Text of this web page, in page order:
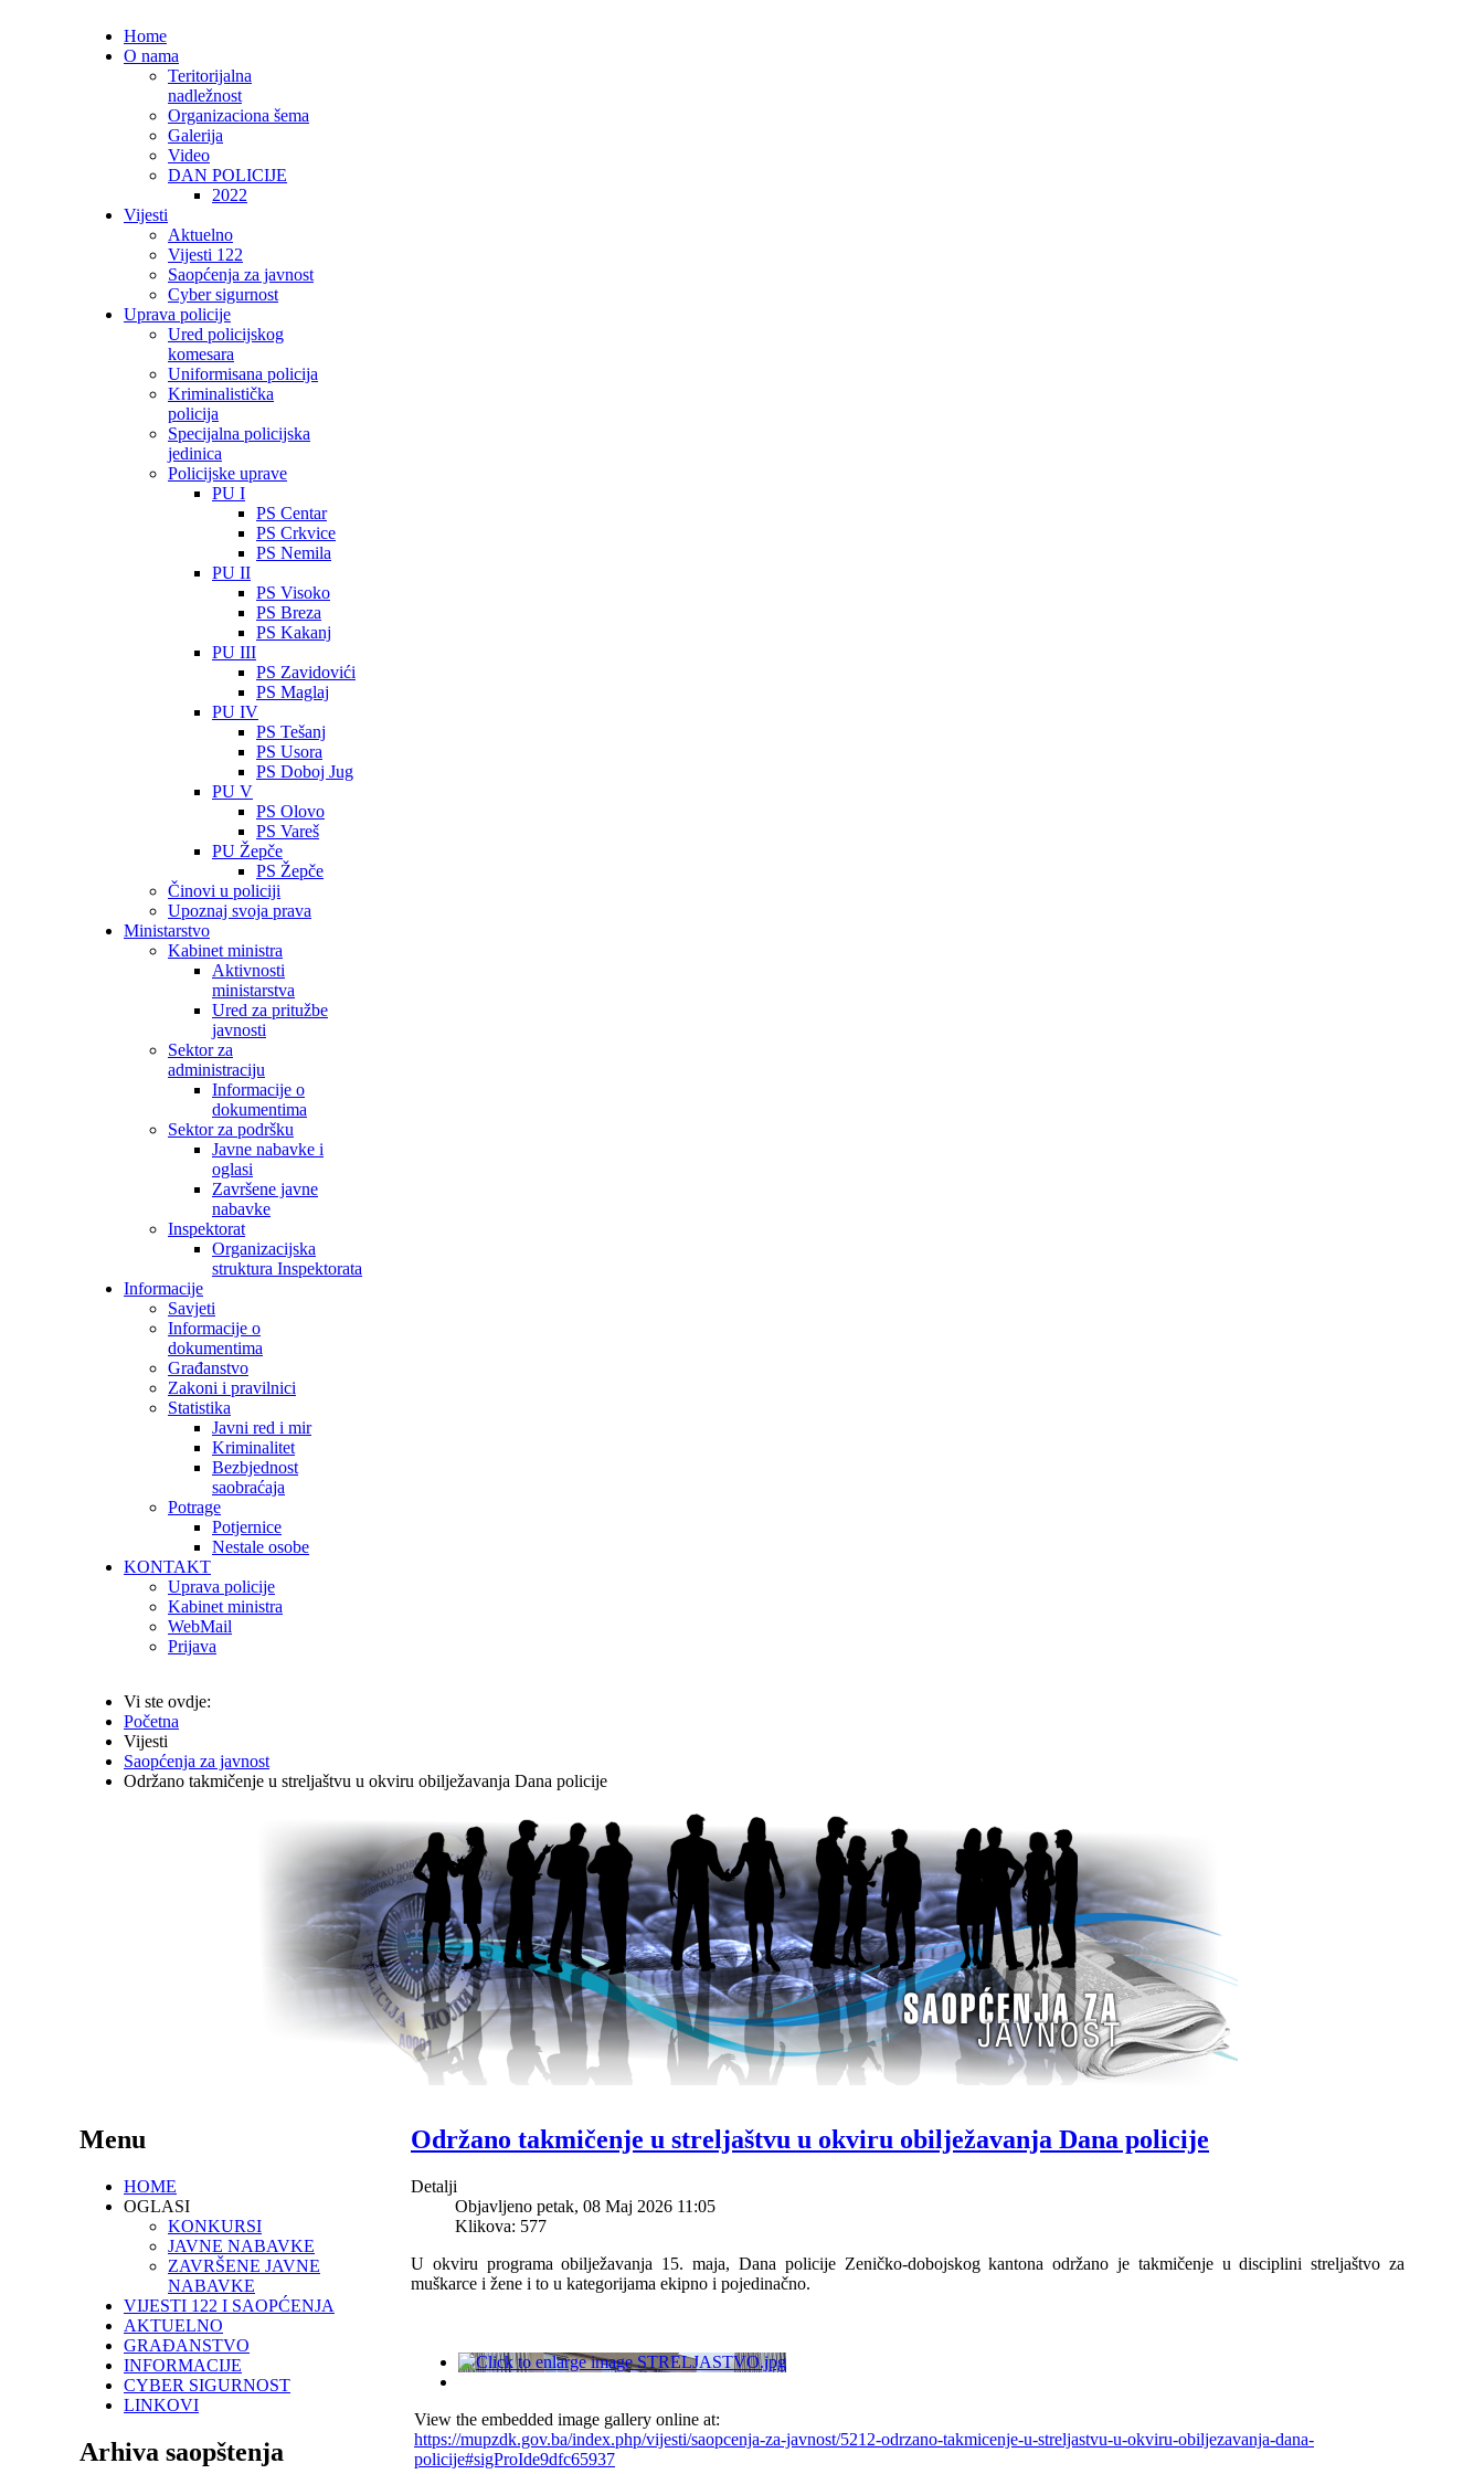
Home
O nama
Teritorijalna
nadležnost
Organizaciona šema
Galerija
Video
DAN POLICIJE
2022
Vijesti
Aktuelno
Vijesti 122
Saopćenja za javnost
Cyber sigurnost
Uprava policije
Ured policijskog
komesara
Uniformisana policija
Kriminalistička
policija
Specijalna policijska
jedinica
Policijske uprave
PU I
PS Centar
PS Crkvice
PS Nemila
PU II
PS Visoko
PS Breza
PS Kakanj
PU III
PS Zavidovići
PS Maglaj
PU IV
PS Tešanj
PS Usora
PS Doboj Jug
PU V
PS Olovo
PS Vareš
PU Žepče
PS Žepče
Činovi u policiji
Upoznaj svoja prava
Ministarstvo
Kabinet ministra
Aktivnosti
ministarstva
Ured za pritužbe
javnosti
Sektor za
administraciju
Informacije o
dokumentima
Sektor za podršku
Javne nabavke i
oglasi
Završene javne
nabavke
Inspektorat
Organizacijska
struktura Inspektorata
Informacije
Savjeti
Informacije o
dokumentima
Građanstvo
Zakoni i pravilnici
Statistika
Javni red i mir
Kriminalitet
Bezbjednost
saobraćaja
Potrage
Potjernice
Nestale osobe
KONTAKT
Uprava policije
Kabinet ministra
WebMail
Prijava
Vi ste ovdje:
Početna
Vijesti
Saopćenja za javnost
Održano takmičenje u streljaštvu u okviru obilježavanja Dana policije
Održano takmičenje u streljaštvu u okviru obilježavanja Dana policije
Detalji
Objavljeno petak, 08 Maj 2026 11:05
Klikova: 577
U okviru programa obilježavanja 15. maja, Dana policije Zeničko-dobojskog kantona održano je takmičenje u disciplini streljaštvo za
muškarce i žene i to u kategorijama ekipno i pojedinačno.
View the embedded image gallery online at:
https://mupzdk.gov.ba/index.php/vijesti/saopcenja-za-javnost/5212-odrzano-takmicenje-u-streljastvu-u-okviru-obiljezavanja-dana-
policije#sigProIde9dfc65937
Menu
HOME
OGLASI
KONKURSI
JAVNE NABAVKE
ZAVRŠENE JAVNE
NABAVKE
VIJESTI 122 I SAOPĆENJA
AKTUELNO
GRAĐANSTVO
INFORMACIJE
CYBER SIGURNOST
LINKOVI
Arhiva saopštenja